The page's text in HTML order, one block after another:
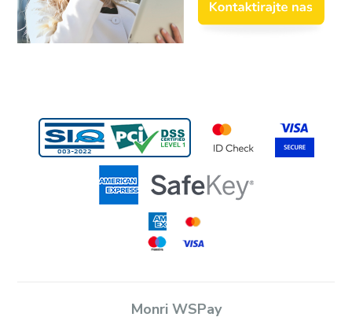
Monri WSPay